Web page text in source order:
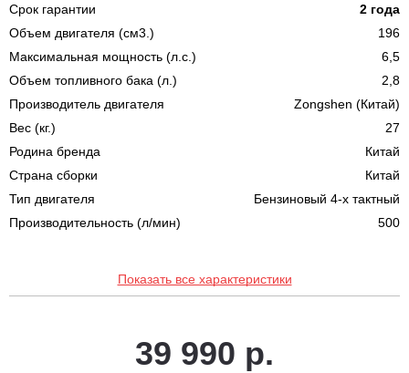
Срок гарантии
2 года
Объем двигателя (см3.)
196
Максимальная мощность (л.с.)
6,5
Объем топливного бака (л.)
2,8
Производитель двигателя
Zongshen (Китай)
Вес (кг.)
27
Родина бренда
Китай
Страна сборки
Китай
Тип двигателя
Бензиновый 4-х тактный
Производительность (л/мин)
500
Показать все характеристики
39 990 р.